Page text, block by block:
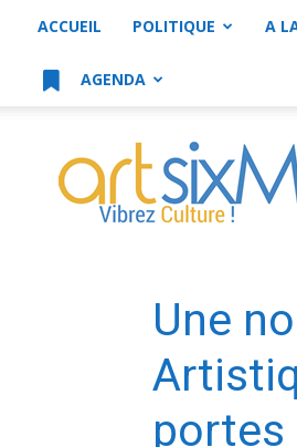
ACCUEIL POLITIQUE A
AGENDA
artsixMic
Une
portes